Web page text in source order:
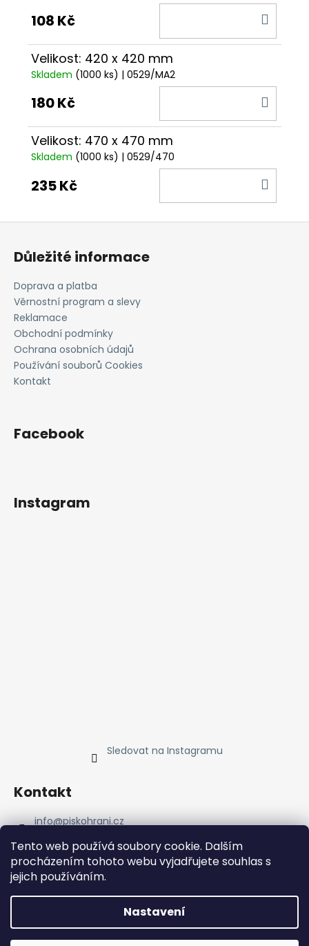
Tento web používá soubory cookie. Dalším
procházením tohoto webu vyjadřujete souhlas s
jejich používáním.
Nastavení
108 Kč
Velikost: 420 x 420 mm
Skladem (1000 ks) | 0529/MA2
180 Kč
Velikost: 470 x 470 mm
Skladem (1000 ks) | 0529/470
235 Kč
Důležité informace
Doprava a platba
Věrnostní program a slevy
Reklamace
Obchodní podmínky
Ochrana osobních údajů
Používání souborů Cookies
Kontakt
Facebook
Instagram
Sledovat na Instagramu
Kontakt
info@piskohrani.cz
723 753 053
Piskohrani
piskohrani/
+420 723 753 053